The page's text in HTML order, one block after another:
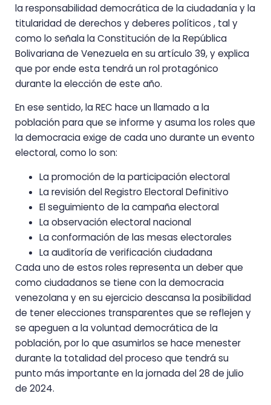
la responsabilidad democrática de la ciudadanía y la
titularidad de derechos y deberes políticos , tal y
como lo señala la Constitución de la República
Bolivariana de Venezuela en su artículo 39, y explica
que por ende esta tendrá un rol protagónico
durante la elección de este año.
En ese sentido, la REC hace un llamado a la
población para que se informe y asuma los roles que
la democracia exige de cada uno durante un evento
electoral, como lo son:
La promoción de la participación electoral
La revisión del Registro Electoral Definitivo
El seguimiento de la campaña electoral
La observación electoral nacional
La conformación de las mesas electorales
La auditoría de verificación ciudadana
Cada uno de estos roles representa un deber que
como ciudadanos se tiene con la democracia
venezolana y en su ejercicio descansa la posibilidad
de tener elecciones transparentes que se reflejen y
se apeguen a la voluntad democrática de la
población, por lo que asumirlos se hace menester
durante la totalidad del proceso que tendrá su
punto más importante en la jornada del 28 de julio
de 2024.